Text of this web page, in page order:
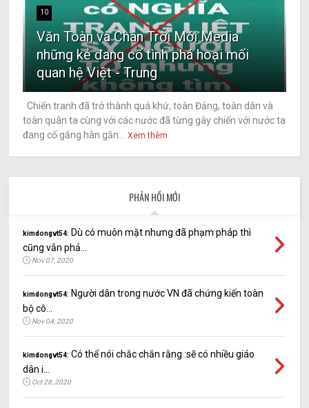
10
Văn Toàn và Chân Trời Mới Media
những kẻ đang cố tình phá hoại mối
quan hệ Việt - Trung
Chiến tranh đã trở thành quá khứ, toàn Đảng, toàn dân và
toàn quân ta cùng với các nước đã từng gây chiến với nước ta
đang cố gắng hàn gắn...
Xem thêm
PHẢN HỒI MỚI
kimdongvt54: Dù có muôn mặt nhưng đã phạm pháp thì
cũng vẫn phả...
Nov 07, 2020
kimdongvt54: Người dân trong nước VN đã chứng kiến toàn
bộ cô...
Nov 04, 2020
kimdongvt54: Có thể nói chắc chắn rằng :sẽ có nhiều giáo
dân i...
Oct 28, 2020